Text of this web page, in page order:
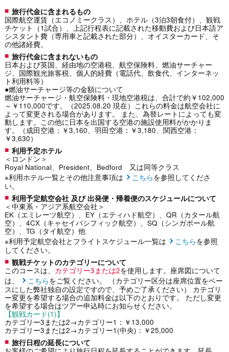
旅行代金に含まれるもの
国際航空運賃（エコノミークラス）、ホテル（3泊3朝食付）、観戦
チケット（1試合）、上記行程表に記載された移動費および日本語ア
シスタント費（専用車と記載された部分）、オイスターカード、そ
の他諸経費。
旅行代金に含まれないもの
日本および英国、経由地の空港税、航空保険料、燃油サーチャー
ジ、国際観光旅客税、個人的経費（電話代、飲食代、インターネッ
ト利用料等）
●燃油サーチャージ等の金額について
燃油サーチャージ・航空保険料・現地空港税は、合計で約￥102,000
～￥110,000です。（2025.08.20 現在）これらの料金は航空会社に
よって変更される場合があります。 また、為替レートによっても変
動します。この他に日本を出国する空港の施設使用料がかかりま
す。（成田空港：￥3,160、羽田空港：￥3,180、関西空港：
￥3,630）
利用予定ホテル
＜ロンドン＞
Royal National、President、Bedford 又は同等クラス
※利用ホテル一覧とその他注意事項は
こちらを参照してくださ
い。
利用予定航空会社 及び 出発便・帰着便のスケジュールについて
＜中東系・アジア系航空会社＞
EK（エミレーツ航空）、EY（エティハド航空）、QR（カタール航
空）、4CX（キャセイパシフィック航空）、SQ（シンガポール航
空）、TG（タイ航空）他
※利用予定航空会社とフライトスケジュール一覧は
こちらを参照
してください。
観戦チケットのカテゴリーについて
このコースは、 カテゴリー3または2を使用します。座席図について
は、
こちらをご覧ください。 （カテゴリー区分は座席位置をベー
スにした弊社独自の設定ですので、予めご了承ください） カテゴリ
ー変更を希望する場合の追加料金は以下のとおりです。 ただし変更
を希望する場合はツアー申込時にお知らせください。
【観戦カード(1)】
カテゴリー3または2→カテゴリー1：￥13,000
カテゴリー3または2→カテゴリー1(中央)：￥25,000
旅行日程の延長について